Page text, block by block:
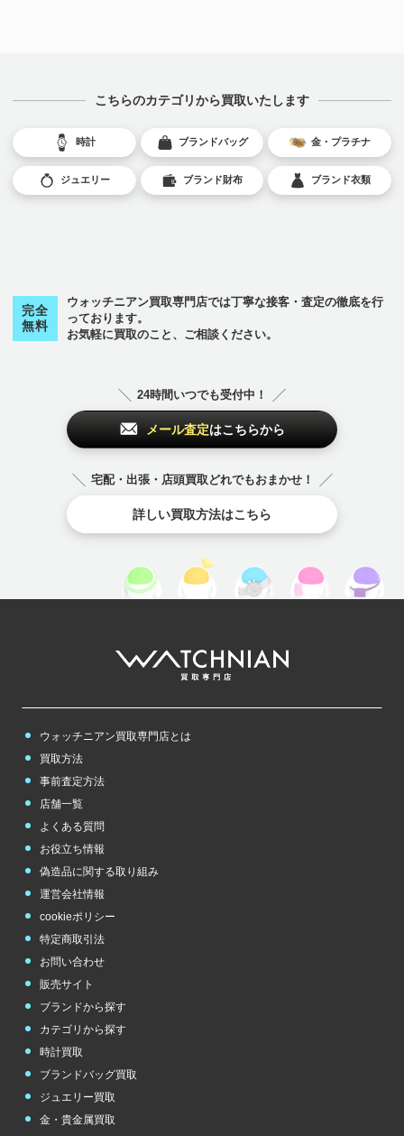
こちらのカテゴリから買取いたします
時計 ブランドバッグ 金・プラチナ
ジュエリー ブランド財布 ブランド衣類
完全
無料
ウォッチニアン買取専門店では丁寧な接客・査定の徹底を行
っております。
お気軽に買取のこと、ご相談ください。
24時間いつでも受付中！
メール査定はこちらから
宅配・出張・店頭買取どれでもおまかせ！
詳しい買取方法はこちら
ウォッチニアン買取専門店とは
買取方法
事前査定方法
店舗一覧
よくある質問
お役立ち情報
偽造品に関する取り組み
運営会社情報
cookieポリシー
特定商取引法
お問い合わせ
販売サイト
ブランドから探す
カテゴリから探す
時計買取
ブランドバッグ買取
ジュエリー買取
金・貴金属買取